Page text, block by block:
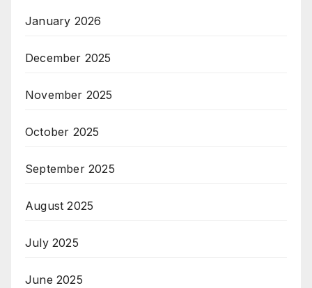
January 2026
December 2025
November 2025
October 2025
September 2025
August 2025
July 2025
June 2025